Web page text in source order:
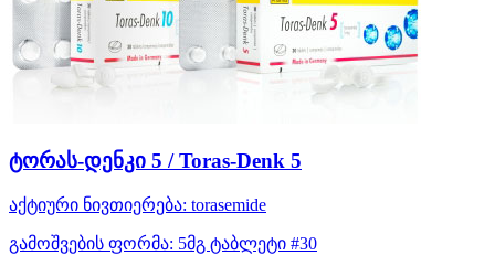
ტორას-დენკი 5 / Toras-Denk 5
აქტიური ნივთიერება: torasemide
გამოშვების ფორმა: 5მგ ტაბლეტი #30